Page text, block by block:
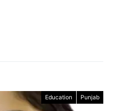
Education Punjab